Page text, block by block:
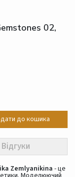
02,
до кошика
Відгуки
Zemlyanikina - це